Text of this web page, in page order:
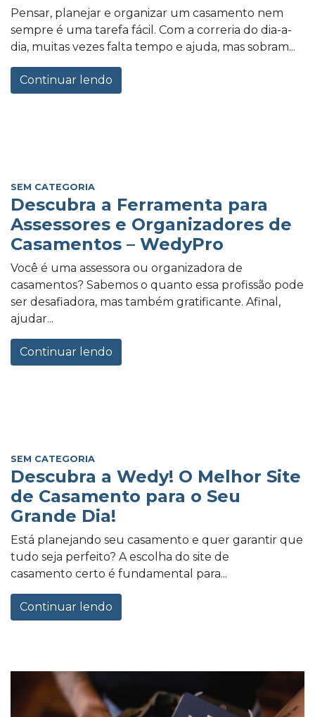
Pensar, planejar e organizar um casamento nem
sempre é uma tarefa fácil. Com a correria do dia-a-
dia, muitas vezes falta tempo e ajuda, mas sobram...
Continuar lendo
SEM CATEGORIA
Descubra a Ferramenta para
Assessores e Organizadores de
Casamentos – WedyPro
Você é uma assessora ou organizadora de
casamentos? Sabemos o quanto essa profissão pode
ser desafiadora, mas também gratificante. Afinal,
ajudar...
Continuar lendo
SEM CATEGORIA
Descubra a Wedy! O Melhor Site
de Casamento para o Seu
Grande Dia!
Está planejando seu casamento e quer garantir que
tudo seja perfeito? A escolha do site de
casamento certo é fundamental para...
Continuar lendo